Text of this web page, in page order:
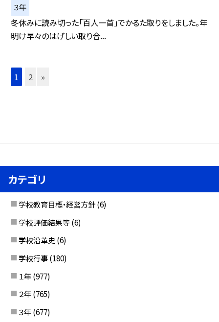
３年
冬休みに読み切った「百人一首」でかるた取りをしました。年
明け早々のはげしい取り合...
1 2 »
カテゴリ
学校教育目標・経営方針 (6)
学校評価結果等 (6)
学校沿革史 (6)
学校行事 (180)
１年 (977)
２年 (765)
３年 (677)